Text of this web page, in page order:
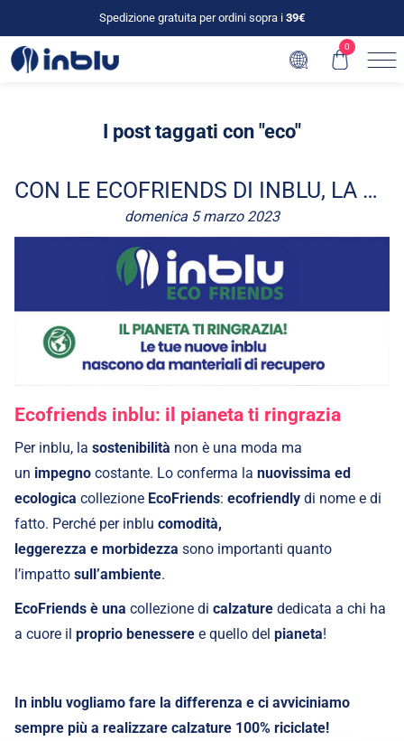
Spedizione gratuita per ordini sopra i 39€
0
I post taggati con "eco"
CON LE ECOFRIENDS DI INBLU, LA SOSTENIBILITÀ È DI CASA!
domenica 5 marzo 2023
Ecofriends inblu: il pianeta ti ringrazia
Per inblu, la sostenibilità non è una moda ma
un impegno costante. Lo conferma la nuovissima ed
ecologica collezione EcoFriends: ecofriendly di nome e di
fatto. Perché per inblu comodità,
leggerezza e morbidezza sono importanti quanto
l’impatto sull’ambiente.
EcoFriends è una collezione di calzature dedicata a chi ha
a cuore il proprio benessere e quello del pianeta!
In inblu vogliamo fare la differenza e ci avviciniamo
sempre più a realizzare calzature 100% riciclate!